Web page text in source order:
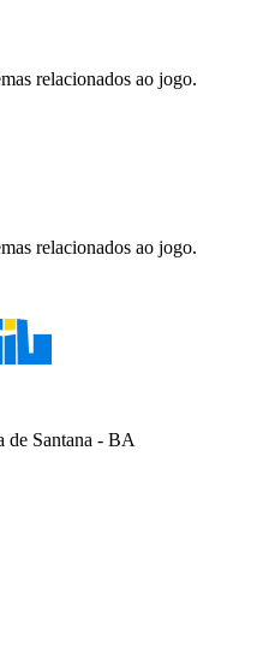
relacionados ao jogo.
relacionados ao jogo.
de Santana - BA